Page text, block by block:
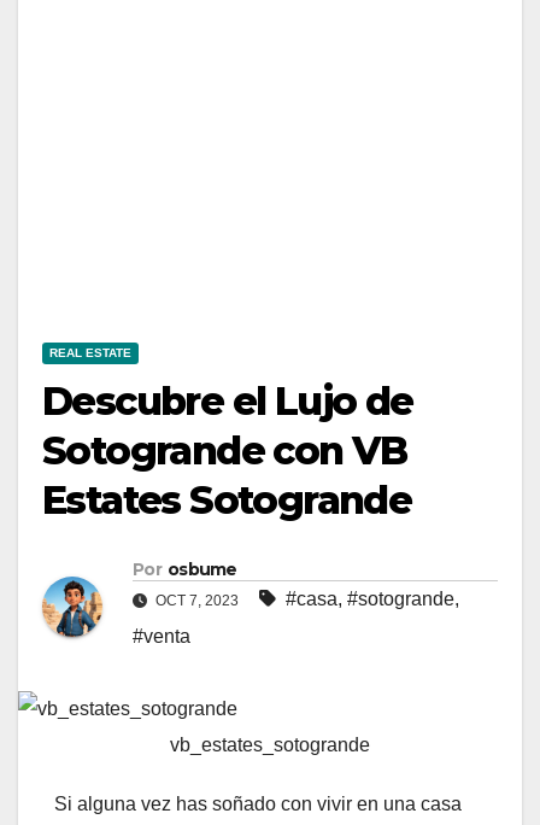
REAL ESTATE
Descubre el Lujo de
Sotogrande con VB
Estates Sotogrande
Por osbume
OCT 7, 2023 #casa, #sotogrande,
#venta
vb_estates_sotogrande
Si alguna vez has soñado con vivir en una casa